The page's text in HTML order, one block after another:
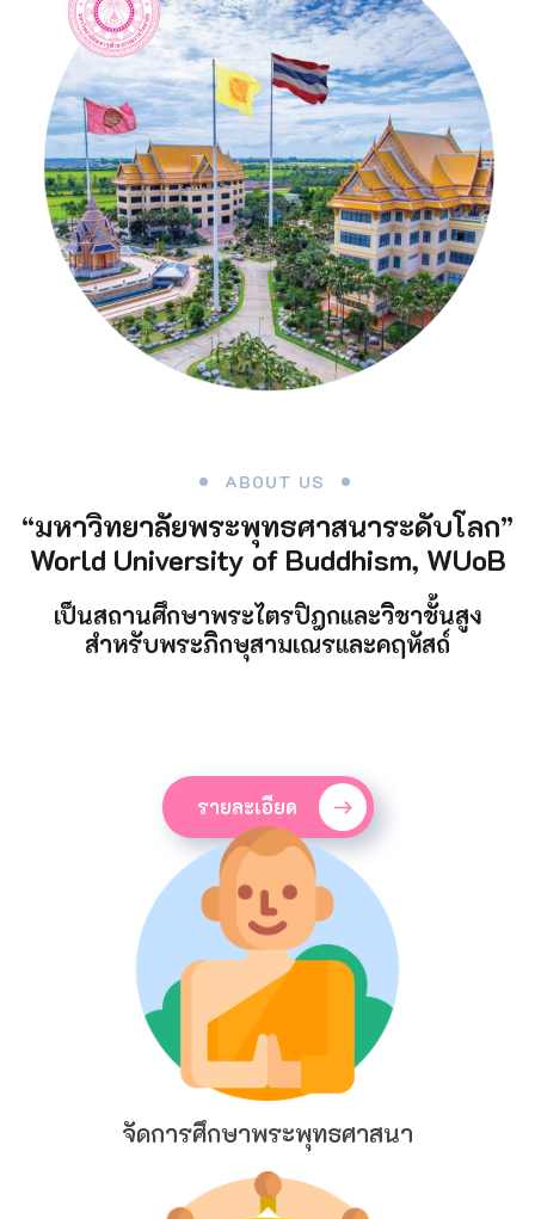
ABOUT US
“มหาวิทยาลัยพระพุทธศาสนาระดับโลก”
World University of Buddhism, WUoB
เป็นสถานศึกษาพระไตรปิฎกและวิชาชั้นสูง
สำหรับพระภิกษุสามเณรและคฤหัสถ์
รายละเอียด
จัดการศึกษาพระพุทธศาสนา